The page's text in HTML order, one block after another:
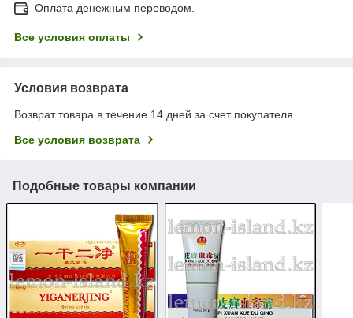
Оплата денежным переводом.
Все условия оплаты
Условия возврата
Возврат товара в течение 14 дней за счет покупателя
Все условия возврата
Подобные товары компании